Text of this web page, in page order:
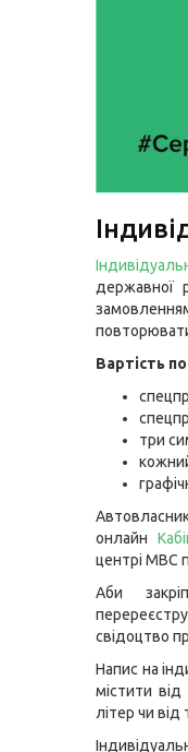
державної
Вартість
три
онлайн
центрі МВС
Аби
свідоцтво
Напис на
містити
літер чи